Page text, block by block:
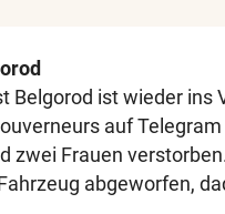
Belgorod ist wieder ins
auf
zwei Frauen
abgeworfen,